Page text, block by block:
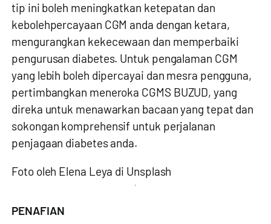
tip ini boleh meningkatkan ketepatan dan
kebolehpercayaan CGM anda dengan ketara,
mengurangkan kekecewaan dan memperbaiki
pengurusan diabetes. Untuk pengalaman CGM
yang lebih boleh dipercayai dan mesra pengguna,
pertimbangkan meneroka CGMS BUZUD, yang
direka untuk menawarkan bacaan yang tepat dan
sokongan komprehensif untuk perjalanan
penjagaan diabetes anda.
Foto oleh Elena Leya di Unsplash
PENAFIAN